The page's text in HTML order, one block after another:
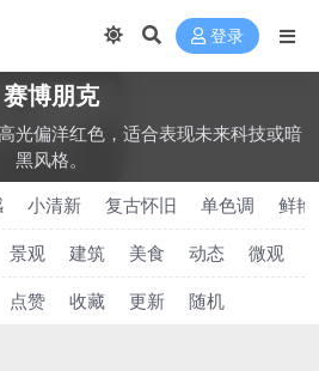
登录
‌赛博朋克
光偏洋红色，适合表现未来科技或暗
黑风格。
小清新 ‌复古怀旧 单色调
鲜艳
景观 建筑 美食 动态 微观
点赞 收藏 更新 随机